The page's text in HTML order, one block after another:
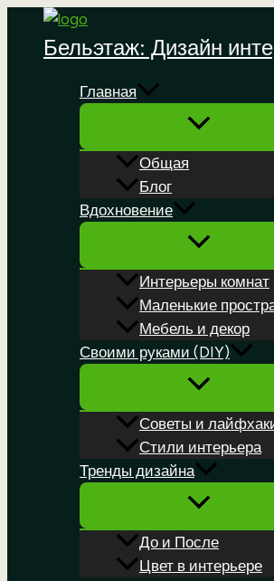
Перейти
Бельэтаж: Дизайн
Главная
Общая
Блог
Вдохновение
Интерьеры комнат
Маленькие
Мебель и декор
Своими руками (DIY)
Советы и
Стили интерьера
Тренды дизайна
До и После
Цвет в интерьере